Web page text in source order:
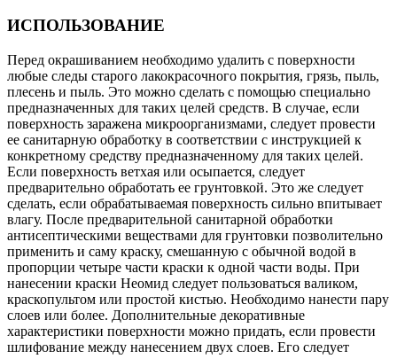
ИСПОЛЬЗОВАНИЕ
Перед окрашиванием необходимо удалить с поверхности
любые следы старого лакокрасочного покрытия, грязь, пыль,
плесень и пыль. Это можно сделать с помощью специально
предназначенных для таких целей средств. В случае, если
поверхность заражена микроорганизмами, следует провести
ее санитарную обработку в соответствии с инструкцией к
конкретному средству предназначенному для таких целей.
Если поверхность ветхая или осыпается, следует
предварительно обработать ее грунтовкой. Это же следует
сделать, если обрабатываемая поверхность сильно впитывает
влагу. После предварительной санитарной обработки
антисептическими веществами для грунтовки позволительно
применить и саму краску, смешанную с обычной водой в
пропорции четыре части краски к одной части воды. При
нанесении краски Неомид следует пользоваться валиком,
краскопультом или простой кистью. Необходимо нанести пару
слоев или более. Дополнительные декоративные
характеристики поверхности можно придать, если провести
шлифование между нанесением двух слоев. Его следует